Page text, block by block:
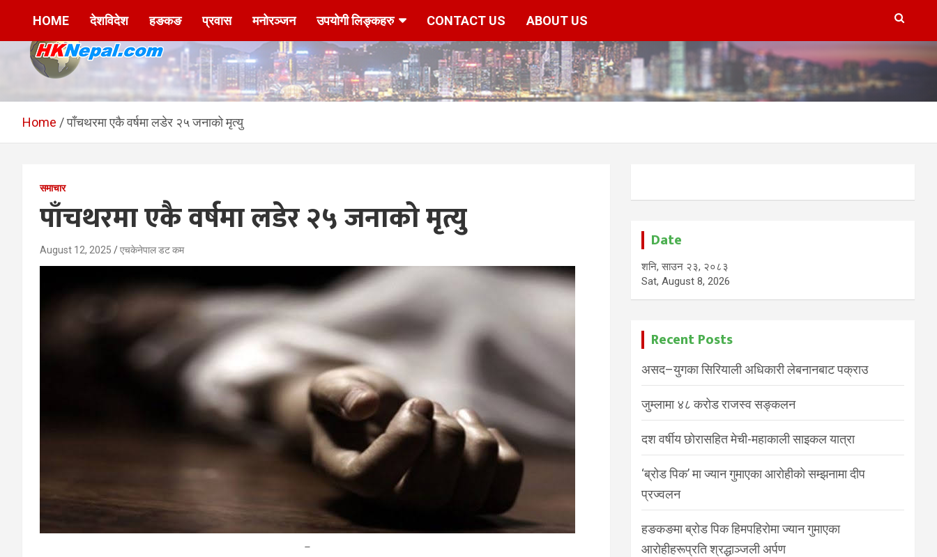
HKNepal.com –
हङकङबाट सञ्चालित पहिलो
hknepal, hknepal.com, hk nepal, hk nepal com
HOME देशविदेश हङकङ प्रवास मनोरञ्जन उपयोगी लिङ्कहरु CONTACT US ABOUT US
Home पाँचथरमा एकै वर्षमा लडेर २५ जनाको मृत्यु
समाचार
पाँचथरमा एकै वर्षमा लडेर २५ जनाको मृत्यु
August 12, 2025 एचकेनेपाल डट कम
–
Date
शनि, साउन २३, २०८३
Sat, August 8, 2026
Recent Posts
असद–युगका सिरियाली अधिकारी लेबनानबाट पक्राउ
जुम्लामा ४८ करोड राजस्व सङ्कलन
दश वर्षीय छोरासहित मेची-महाकाली साइकल यात्रा
‘ब्रोड पिक’ मा ज्यान गुमाएका आरोहीको सम्झनामा दीप
प्रज्वलन
हङकङमा ब्रोड पिक हिमपहिरोमा ज्यान गुमाएका
आरोहीहरूप्रति श्रद्धाञ्जली अर्पण